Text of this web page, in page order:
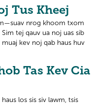
Tus Kheej
nrog khoom txom
tej qauv ua noj uas sib
kev noj qab haus huv
Tas Kev Cia
los sis siv lawm, tsis